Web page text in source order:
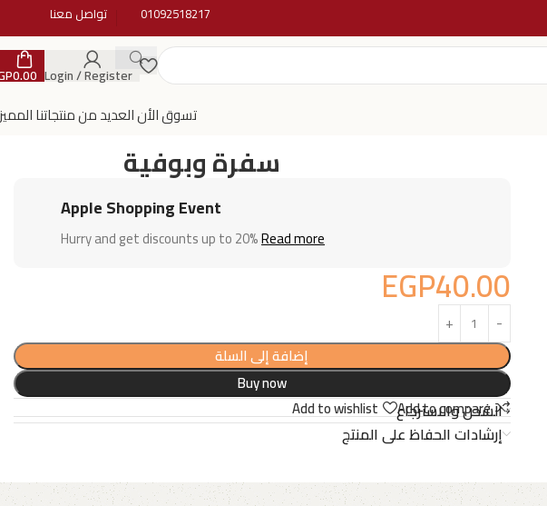
01092518217 تواصل معنا
Login / Register
0.00
تسوق الأن العديد من منتجاتنا
سفرة وبوفية
Apple Shopping Event
Hurry and get discounts up to 20%Read more
EGP40.00
إضافة إلى السلة
Buy now
Add to compare
Add to wishlist
الشحن والاسترجاع
إرشادات الحفاظ على المنتج